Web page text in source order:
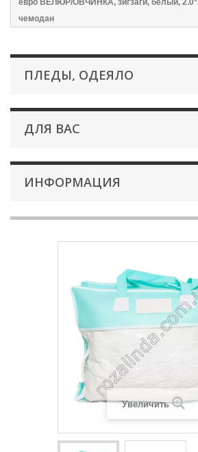
евро ВЕЛЮР/ОВЧИНКА, зигзаги, белый,
чемодан
ПЛЕДЫ, ОДЕЯЛО
ДЛЯ ВАС
ИНФОРМАЦИЯ
Увеличить